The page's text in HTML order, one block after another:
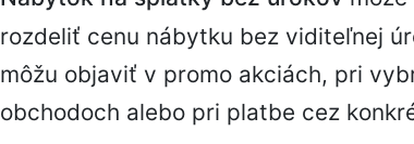
rozdeliť cenu nábytku bez viditeľnej
môžu objaviť v promo akciách, pri
obchodoch alebo pri platbe cez